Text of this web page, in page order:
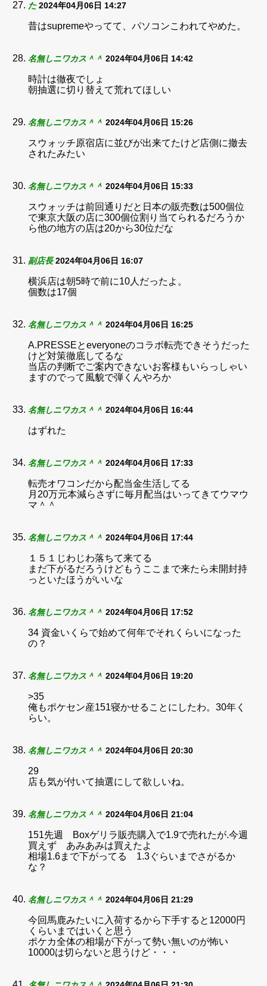
た 2024年04月06日 14:27
昔はsupremeやってて、パソコンこわれてやめた。
名無しニワカス＾＾ 2024年04月06日 14:42
時計は徹夜でしょ
朝抽選に切り替えて荒れてほしい
名無しニワカス＾＾ 2024年04月06日 15:26
スウォッチ原宿店に並びが出来てたけど店側に撤去
されたみたい
名無しニワカス＾＾ 2024年04月06日 15:33
スウォッチは前回通りだと日本の販売数は500個位
で東京大阪の店に300個位割り当てられるだろうか
ら他の地方の店は20から30位だな
副店長 2024年04月06日 16:07
横浜店は朝5時で前に10人だったよ。
個数は17個
名無しニワカス＾＾ 2024年04月06日 16:25
A.PRESSEとeveryoneのコラボ転売できそうだった
けど対策徹底してるな
当店の判断でご案内できないお客様もいらっしゃい
ますのでって風貌で弾くんやろか
名無しニワカス＾＾ 2024年04月06日 16:44
はずれた
名無しニワカス＾＾ 2024年04月06日 17:33
転売オワコンだから配当金生活してる
月20万元本減らさずに毎月配当はいってきてウマウ
マ＾＾
名無しニワカス＾＾ 2024年04月06日 17:44
１５１じわじわ落ちて来てる
まだ下がるだろうけどもうここまで来たら未開封持
っといたほうがいいな
名無しニワカス＾＾ 2024年04月06日 17:52
34 資金いくらで始めて何年でそれくらいになった
の？
名無しニワカス＾＾ 2024年04月06日 19:20
>35
俺もポケセン産151寝かせることにしたわ。30年く
らい。
名無しニワカス＾＾ 2024年04月06日 20:30
29
店も気が付いて抽選にして欲しいね。
名無しニワカス＾＾ 2024年04月06日 21:04
151先週 Boxゲリラ販売購入で1.9で売れたが.今週
買えず あみあみは買えたよ
相場1.6まで下がってる 1.3ぐらいまでさがるか
な？
名無しニワカス＾＾ 2024年04月06日 21:29
今回馬鹿みたいに入荷するから下手すると12000円
くらいまではいくと思う
ポケカ全体の相場が下がって勢い無いのが怖い
10000は切らないと思うけど・・・